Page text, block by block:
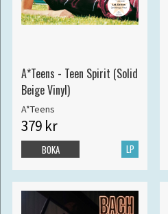
A*Teens - Teen Spirit (Solid
Beige Vinyl)
A*Teens
379 kr
LP
BOKA